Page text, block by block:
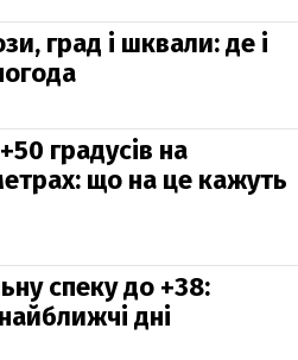
град і шквали: де і
градусів на
що на це кажуть
спеку до +38:
дні